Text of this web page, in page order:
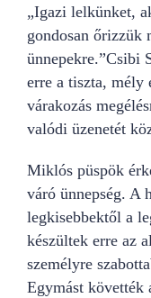
„Igazi lelkünket,
gondosan őrizzük
ünnepekre.”Csibi
erre a tiszta, mély
várakozás
valódi üzenetét
Miklós püspök
váró ünnepség. A
legkisebbektől a
készültek erre az
személyre
Egymást követték